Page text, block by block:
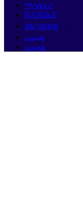
ማሳሰቢያ
ПАЖЊА
หมายเหตุ
هيبنت
هجوت